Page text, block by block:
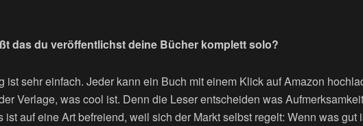
das du veröffentlichst deine Bücher komplett solo?
ist sehr einfach. Jeder kann ein Buch mit einem Klick auf Amazon
Verlage, was cool ist. Denn die Leser entscheiden was Aufmerksamkeit
auf eine Art befreiend, weil sich der Markt selbst regelt: Wenn was gut